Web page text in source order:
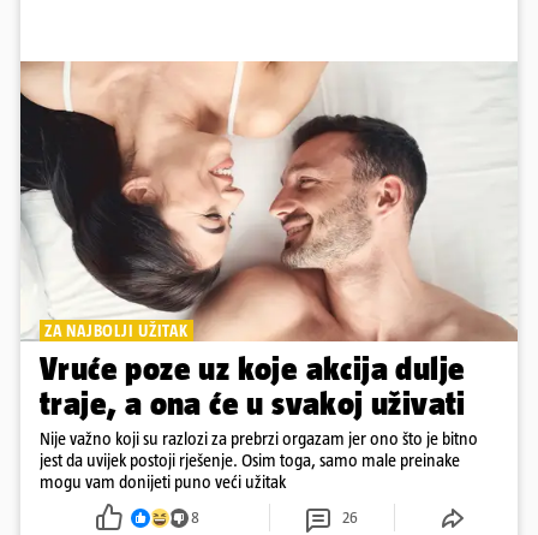
ZA NAJBOLJI UŽITAK
Vruće poze uz koje akcija dulje
traje, a ona će u svakoj uživati
Nije važno koji su razlozi za prebrzi orgazam jer ono što je bitno
jest da uvijek postoji rješenje. Osim toga, samo male preinake
mogu vam donijeti puno veći užitak
8 26